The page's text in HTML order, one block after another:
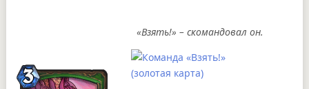
«Взять!» – скомандовал он.